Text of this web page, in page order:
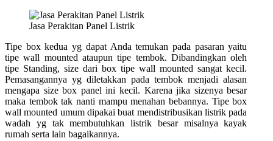
Jasa Perakitan Panel Listrik
Tipe box kedua yg dapat Anda temukan pada pasaran yaitu
tipe wall mounted ataupun tipe tembok. Dibandingkan oleh
tipe Standing, size dari box tipe wall mounted sangat kecil.
Pemasangannya yg diletakkan pada tembok menjadi alasan
mengapa size box panel ini kecil. Karena jika sizenya besar
maka tembok tak nanti mampu menahan bebannya. Tipe box
wall mounted umum dipakai buat mendistribusikan listrik pada
wadah yg tak membutuhkan listrik besar misalnya kayak
rumah serta lain bagaikannya.